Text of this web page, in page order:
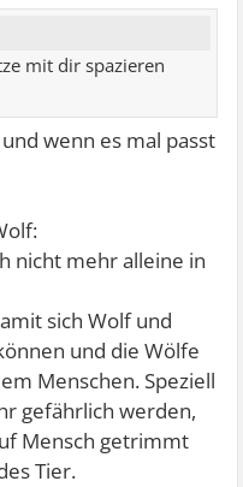
mit dir spazieren
wenn es mal passt
nicht mehr alleine in
sich Wolf und
und die Wölfe
Menschen. Speziell
gefährlich werden,
Mensch getrimmt
Tier.